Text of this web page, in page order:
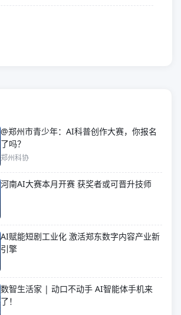
@郑州市青少年：AI科普创作大赛，你报名
了吗？
郑州科协
河南AI大赛本月开赛 获奖者或可晋升技师
AI赋能短剧工业化 激活郑东数字内容产业新
引擎
数智生活家 | 动口不动手 AI智能体手机来
了！